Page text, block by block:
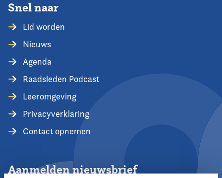
Snel naar
Lid worden
Nieuws
Agenda
Raadsleden Podcast
Leeromgeving
Privacyverklaring
Contact opnemen
Aanmelden nieuwsbrief